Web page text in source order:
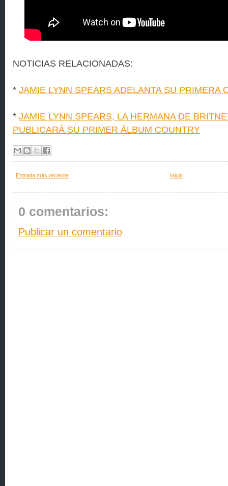
NOTICIAS RELACIONADAS:
* JAMIE LYNN SPEARS ADELANTA SU PRIMERA
* JAMIE LYNN SPEARS, LA HERMANA DE
PUBLICARÁ SU PRIMER ÁLBUM COUNTRY
Entrada más reciente Inicio
0 comentarios:
Publicar un comentario